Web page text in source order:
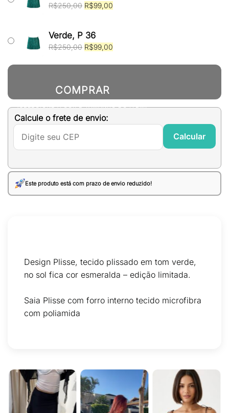
R$250,00 O
era:
R$250,00.
R$99,00
R$99,00.
Verde, P 36
R$250,00 O
original
R$99,00
atual
COMPRAR
(SELECIONE A COR E TAMANHO DO ITEM)
Calcule o frete de envio:
Calcular
Este produto está com prazo de envio reduzido!
Design Plisse, tecido plissado em tom verde,
no sol fica cor esmeralda – edição limitada.
Saia Plisse com forro interno tecido microfibra
com poliamida